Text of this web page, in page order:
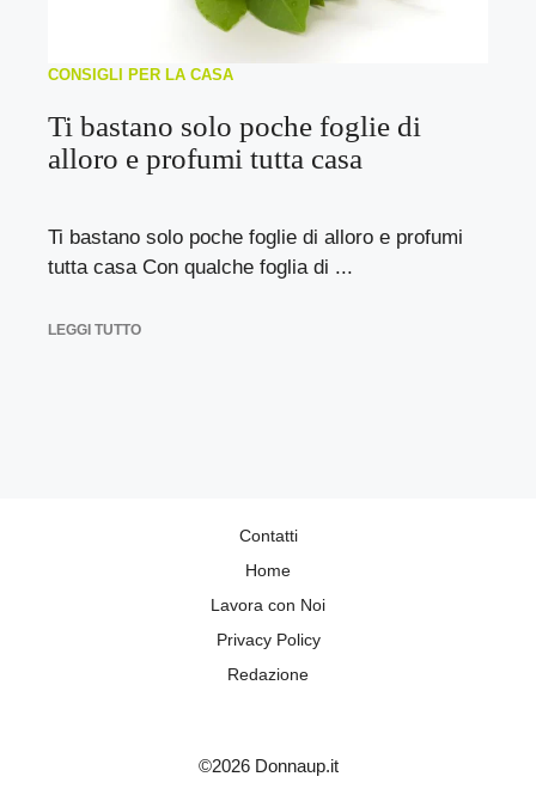
CONSIGLI PER LA CASA
Ti bastano solo poche foglie di
alloro e profumi tutta casa
Ti bastano solo poche foglie di alloro e profumi
tutta casa Con qualche foglia di ...
LEGGI TUTTO
Contatti
Home
Lavora con Noi
Privacy Policy
Redazione
©2026 Donnaup.it